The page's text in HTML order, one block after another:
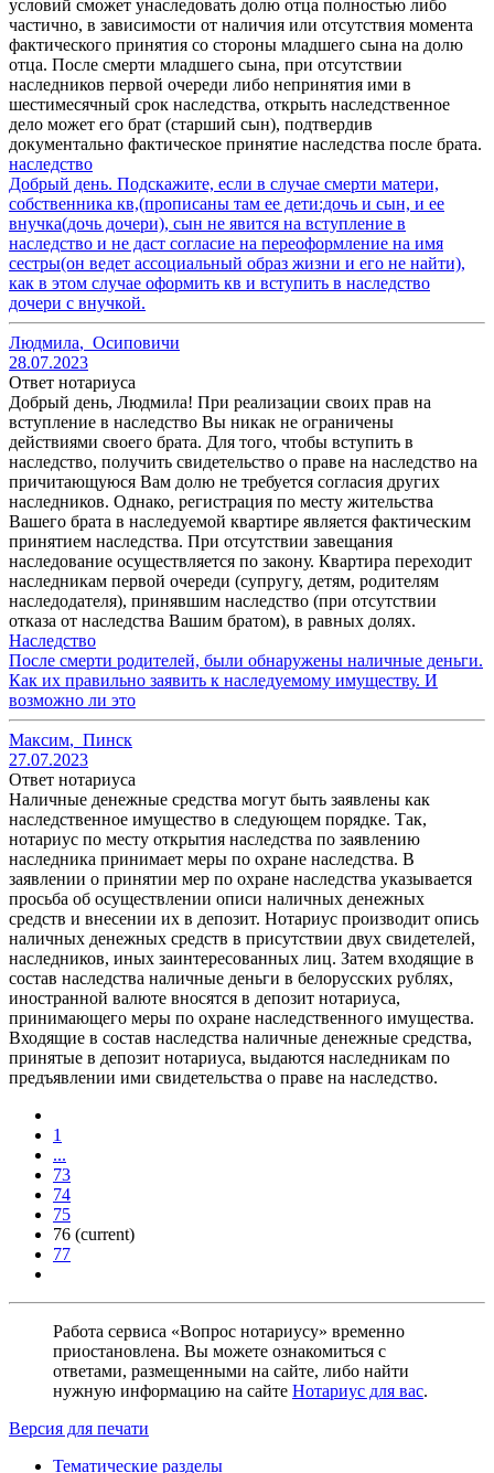
условий сможет унаследовать долю отца полностью либо
частично, в зависимости от наличия или отсутствия момента
фактического принятия со стороны младшего сына на долю
отца. После смерти младшего сына, при отсутствии
наследников первой очереди либо непринятия ими в
шестимесячный срок наследства, открыть наследственное
дело может его брат (старший сын), подтвердив
документально фактическое принятие наследства после брата.
наследство
Добрый день. Подскажите, если в случае смерти матери,
собственника кв,(прописаны там ее дети:дочь и сын, и ее
внучка(дочь дочери), сын не явится на вступление в
наследство и не даст согласие на переоформление на имя
сестры(он ведет ассоциальный образ жизни и его не найти),
как в этом случае оформить кв и вступить в наследство
дочери с внучкой.
Людмила, Осиповичи
28.07.2023
Ответ нотариуса
Добрый день, Людмила! При реализации своих прав на
вступление в наследство Вы никак не ограничены
действиями своего брата. Для того, чтобы вступить в
наследство, получить свидетельство о праве на наследство на
причитающуюся Вам долю не требуется согласия других
наследников. Однако, регистрация по месту жительства
Вашего брата в наследуемой квартире является фактическим
принятием наследства. При отсутствии завещания
наследование осуществляется по закону. Квартира переходит
наследникам первой очереди (супругу, детям, родителям
наследодателя), принявшим наследство (при отсутствии
отказа от наследства Вашим братом), в равных долях.
Наследство
После смерти родителей, были обнаружены наличные деньги.
Как их правильно заявить к наследуемому имуществу. И
возможно ли это
Максим, Пинск
27.07.2023
Ответ нотариуса
Наличные денежные средства могут быть заявлены как
наследственное имущество в следующем порядке. Так,
нотариус по месту открытия наследства по заявлению
наследника принимает меры по охране наследства. В
заявлении о принятии мер по охране наследства указывается
просьба об осуществлении описи наличных денежных
средств и внесении их в депозит. Нотариус производит опись
наличных денежных средств в присутствии двух свидетелей,
наследников, иных заинтересованных лиц. Затем входящие в
состав наследства наличные деньги в белорусских рублях,
иностранной валюте вносятся в депозит нотариуса,
принимающего меры по охране наследственного имущества.
Входящие в состав наследства наличные денежные средства,
принятые в депозит нотариуса, выдаются наследникам по
предъявлении ими свидетельства о праве на наследство.
1
...
73
74
75
76 (current)
77
Работа сервиса «Вопрос нотариусу» временно
приостановлена. Вы можете ознакомиться с
ответами, размещенными на сайте, либо найти
нужную информацию на сайте Нотариус для вас.
Версия для печати
Тематические разделы